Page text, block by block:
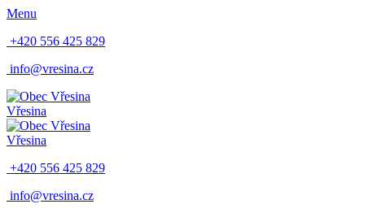
Menu
+420 556 425 829
info@vresina.cz
Vřesina
Vřesina
+420 556 425 829
info@vresina.cz